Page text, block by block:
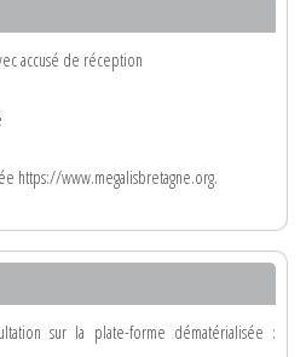
accusé de réception
https://www.megalisbretagne.org.
sur la plate-forme dématérialisée :